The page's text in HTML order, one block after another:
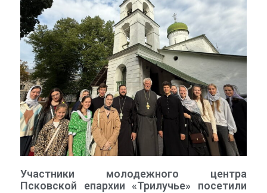
Участники молодежного центра
Псковской епархии «Трилучье» посетили